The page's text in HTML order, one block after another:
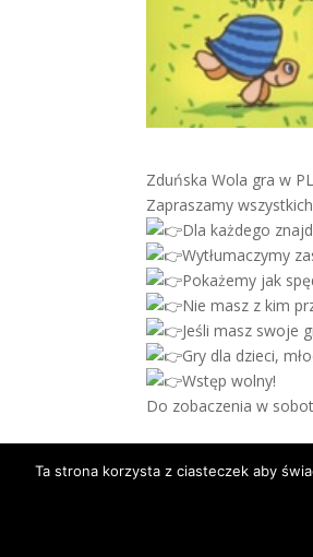
Zduńska Wola gra w
Zapraszamy
Dla każdego
Wytłumaczymy
Pokażemy jak
Nie masz z kim
Jeśli masz swoje
Gry dla dzieci,
Wstęp wolny!
Do zobaczenia w
Ta strona korzysta z ciasteczek aby